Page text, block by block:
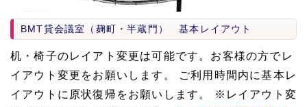
BMT貸会議室（麹町・半蔵門） 基本レイアウト
机・椅子のレイアト変更は可能です。お客様の方でレ
イアウト変更をお願いします。 ご利用時間内に基本レ
イアウトに原状復帰をお願いします。 ※レイアウト変